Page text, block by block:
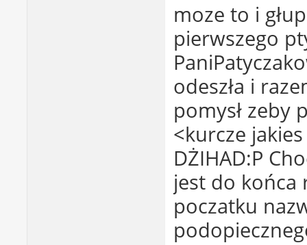
moze to i
pierwszego
odeszła i
pomysł zeby
<kurcze
DŻIHAD:P
jest do końca
poczatku